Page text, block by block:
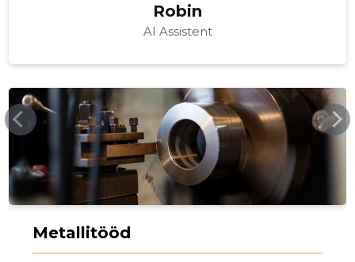
Robin
AI Assistent
XN--OTEKLA-3YA.EE
Metallitööd